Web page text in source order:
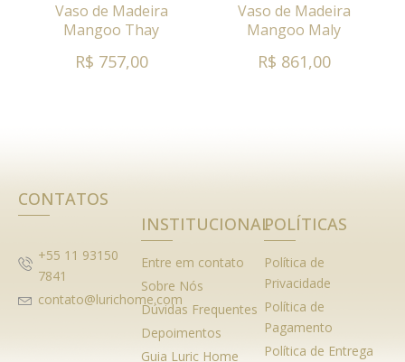
Vaso de Madeira
Mangoo Thay
R$ 757,00
Vaso de Madeira
Mangoo Maly
R$ 861,00